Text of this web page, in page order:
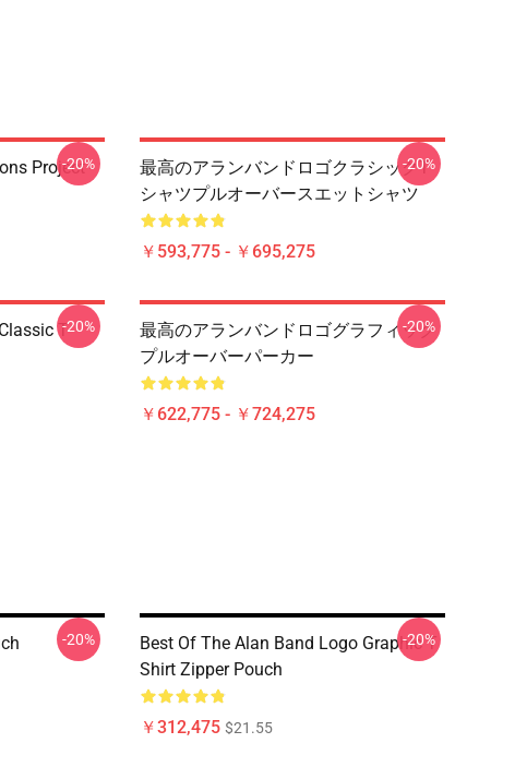
Project -
-20%
最高のアランバンドロゴクラシックT
シャツプルオーバースエットシャツ
￥593,775 - ￥695,275
-20%
T--20%
最高のアランバンドロゴグラフィック
プルオーバーパーカー
￥622,775 - ￥724,275
-20%
-20%
Best Of The Alan Band Logo Graphic T
Shirt Zipper Pouch
￥312,475 $21.55
-20%